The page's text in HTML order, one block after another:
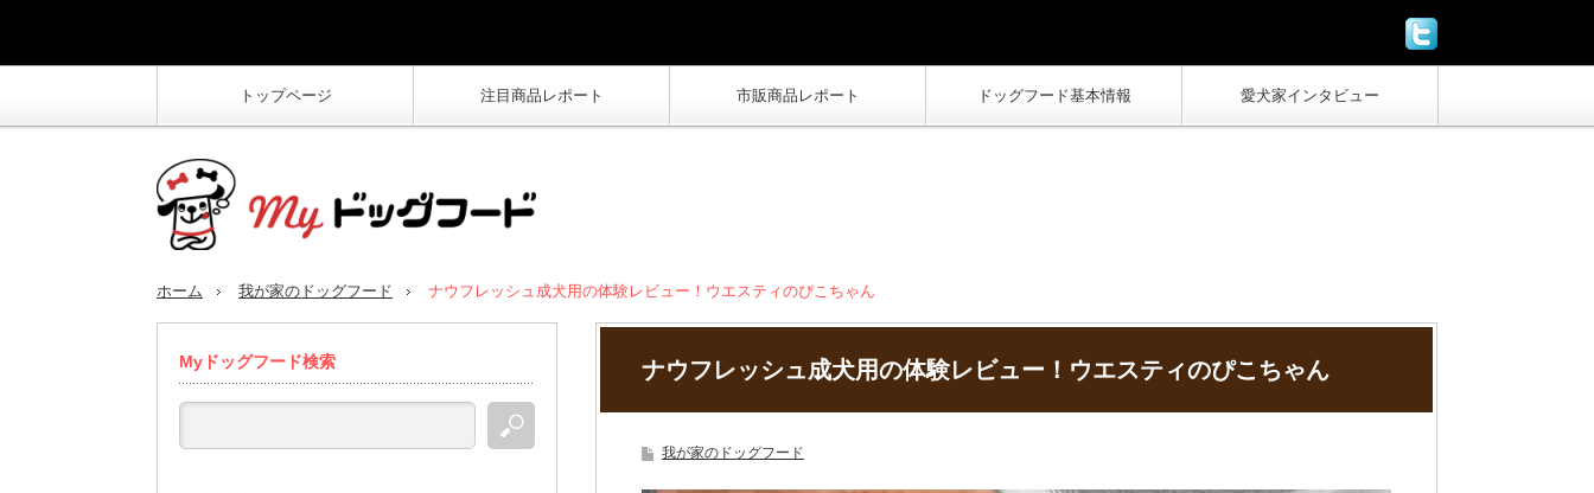
トップページ 注目商品レポート 市販商品レポート ドッグフード基本情報 愛犬家インタビュー
ホーム 我が家のドッグフード ナウフレッシュ成犬用の体験レビュー！ウエスティのぴこちゃん
ナウフレッシュ成犬用の体験レビュー！ウエスティのぴこちゃん
我が家のドッグフード
Myドッグフード検索